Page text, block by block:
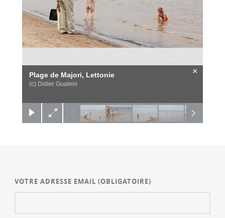
Plage de Majori, Lettonie
(c) Didier Gualeni
×
VOTRE ADRESSE EMAIL(OBLIGATOIRE)